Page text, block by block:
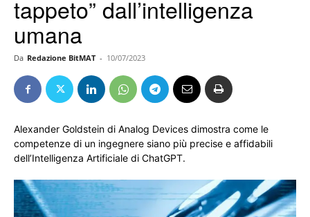
tappeto” dall’intelligenza
umana
Da Redazione BitMAT - 10/07/2023
Alexander Goldstein di Analog Devices dimostra come le
competenze di un ingegnere siano più precise e affidabili
dell’Intelligenza Artificiale di ChatGPT.